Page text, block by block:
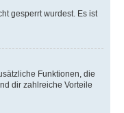
gesperrt wurdest. Es ist
Funktionen, die
dir zahlreiche Vorteile